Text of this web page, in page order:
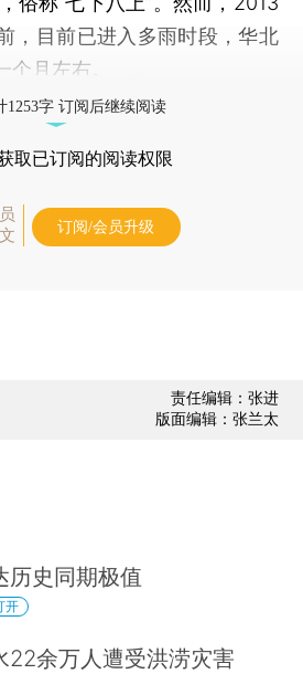
，目前已进入多雨时段，华北
月左右。
1253字 订阅后继续阅读
取已订阅的阅读权限
订阅/会员升级
责任编辑：张进
版面编辑：张兰太
历史同期极值
开
22余万人遭受洪涝灾害